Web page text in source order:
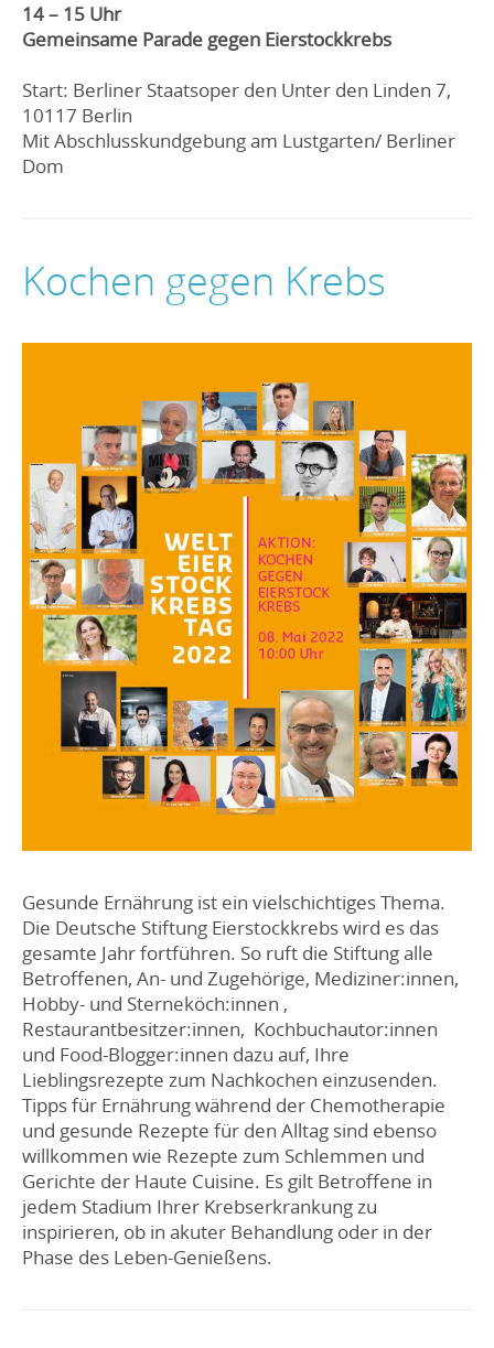
14 – 15 Uhr
Gemeinsame Parade gegen Eierstockkrebs
Start: Berliner Staatsoper den Unter den Linden 7,
10117 Berlin
Mit Abschlusskundgebung am Lustgarten/ Berliner
Dom
Kochen gegen Krebs
Gesunde Ernährung ist ein vielschichtiges Thema.
Die Deutsche Stiftung Eierstockkrebs wird es das
gesamte Jahr fortführen. So ruft die Stiftung alle
Betroffenen, An- und Zugehörige, Mediziner:innen,
Hobby- und Sterneköch:innen ,
Restaurantbesitzer:innen, Kochbuchautor:innen
und Food-Blogger:innen dazu auf, Ihre
Lieblingsrezepte zum Nachkochen einzusenden.
Tipps für Ernährung während der Chemotherapie
und gesunde Rezepte für den Alltag sind ebenso
willkommen wie Rezepte zum Schlemmen und
Gerichte der Haute Cuisine. Es gilt Betroffene in
jedem Stadium Ihrer Krebserkrankung zu
inspirieren, ob in akuter Behandlung oder in der
Phase des Leben-Genießens.